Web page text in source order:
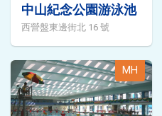
中山紀念公園游泳池
西營盤東邊街北 16 號
MH